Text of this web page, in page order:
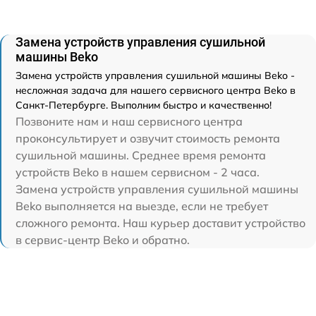
Замена устройств управления сушильной
машины Beko
Замена устройств управления сушильной машины Beko -
несложная задача для нашего сервисного центра Beko в
Санкт-Петербурге. Выполним быстро и качественно!
Позвоните нам и наш сервисного центра
проконсультирует и озвучит стоимость ремонта
сушильной машины. Среднее время ремонта
устройств Beko в нашем сервисном - 2 часа.
Замена устройств управления сушильной машины
Beko выполняется на выезде, если не требует
сложного ремонта. Наш курьер доставит устройство
в сервис-центр Beko и обратно.